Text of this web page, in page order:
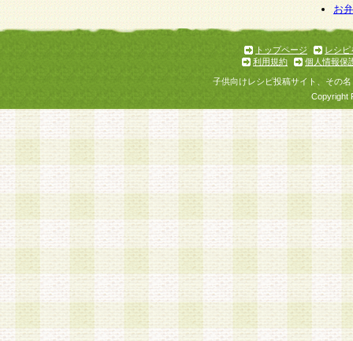
お
トップページ
レシピ
利用規約
個人情報保
子供向けレシピ投稿サイト、その
Copyright